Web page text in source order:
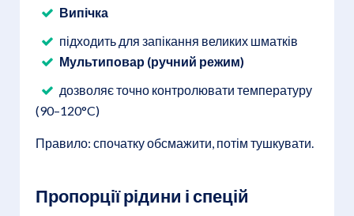
Випічка
підходить для запікання великих шматків
Мультиповар (ручний режим)
дозволяє точно контролювати температуру
(90–120°C)
Правило: спочатку обсмажити, потім тушкувати.
Пропорції рідини і спецій